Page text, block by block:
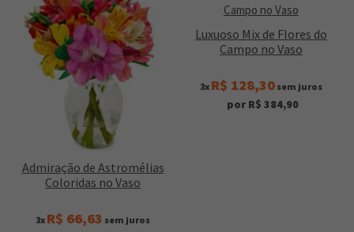
Admiração de Astromélias
Coloridas no Vaso
3x R$ 66,63 sem juros
Luxuoso Mix de Flores do
Campo no Vaso
3x R$ 128,30sem juros
por R$ 384,90